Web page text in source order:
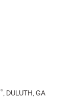
®, DULUTH , GA